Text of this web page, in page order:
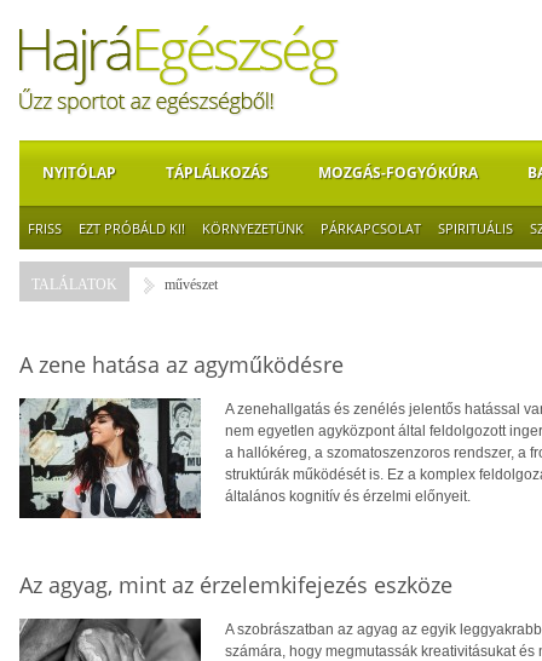
NYITÓLAP TÁPLÁLKOZÁS MOZGÁS-FOGYÓKÚRA
FRISS EZT PRÓBÁLD KI! KÖRNYEZETÜNK PÁRKAPCSOLAT SPIRITUÁLIS
TALÁLATOK művészet
A zene hatása az agyműködésre
A zenehallgatás és zenélés jelentős hatással
nem egyetlen agyközpont által feldolgozott
a hallókéreg, a szomatoszenzoros rendszer, a
struktúrák működését is. Ez a komplex
általános kognitív és érzelmi előnyeit.
Az agyag, mint az érzelemkifejezés eszköze
A szobrászatban az agyag az egyik
számára, hogy megmutassák kreativitásukat